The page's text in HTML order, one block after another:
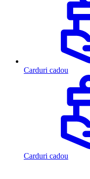
Carduri cadou
Carduri cadou